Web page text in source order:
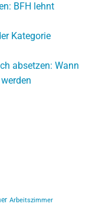
BFH lehnt
Kategorie
absetzen: Wann
Arbeitszimmer